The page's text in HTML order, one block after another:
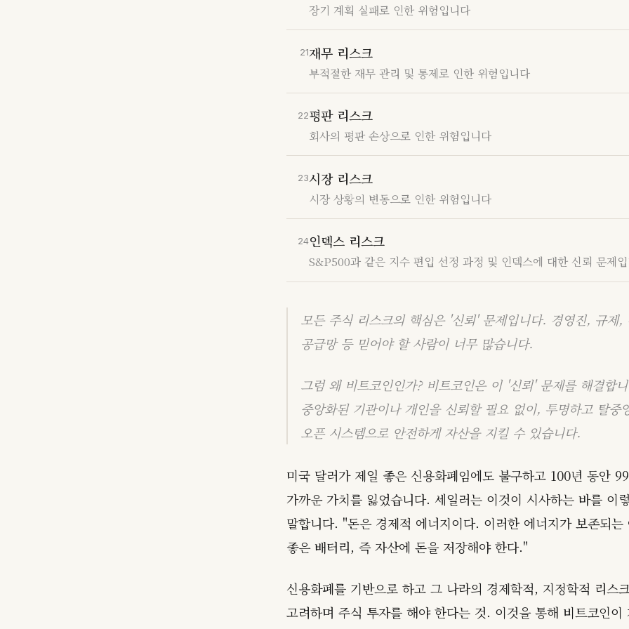
장기 계획 실패로 인한 위험입니다
21재무 리스크
부적절한 재무 관리 및 통제로 인한 위험입니다
22평판 리스크
회사의 평판 손상으로 인한 위험입니다
23시장 리스크
시장 상황의 변동으로 인한 위험입니다
24인덱스 리스크
S&P500과 같은 지수 편입 선정 과정 및 인덱스에 대한 신뢰 문제
모든 주식 리스크의 핵심은 '신뢰' 문제입니다. 경영진, 규제,
공급망 등 믿어야 할 사람이 너무 많습니다.
그럼 왜 비트코인인가? 비트코인은 이 '신뢰' 문제를 해결합
중앙화된 기관이나 개인을 신뢰할 필요 없이, 투명하고 탈중
오픈 시스템으로 안전하게 자산을 지킬 수 있습니다.
미국 달러가 제일 좋은 신용화폐임에도 불구하고 100년 동안
가까운 가치를 잃었습니다. 세일러는 이것이 시사하는 바를 이
말합니다. "돈은 경제적 에너지이다. 이러한 에너지가 보존되는
좋은 배터리, 즉 자산에 돈을 저장해야 한다."
신용화폐를 기반으로 하고 그 나라의 경제학적, 지정학적 리스
고려하며 주식 투자를 해야 한다는 것. 이것을 통해 비트코인이